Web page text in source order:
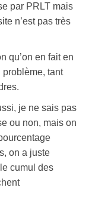
par PRLT mais
n’est pas très
qu’on en fait en
problème, tant
je ne sais pas
ou non, mais on
on a juste
cumul des